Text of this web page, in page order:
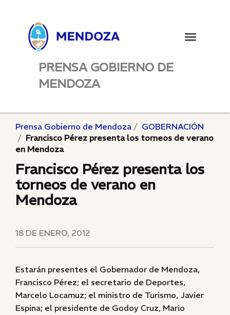
Toggle
PRENSA GOBIERNO DE
MENDOZA
Prensa Gobierno de Mendoza
GOBERNACIÓN
Francisco Pérez presenta los torneos de verano
en Mendoza
Francisco Pérez presenta los
torneos de verano en
Mendoza
18 DE ENERO, 2012
Estarán presentes el Gobernador de Mendoza,
Francisco Pérez; el secretario de Deportes,
Marcelo Locamuz; el ministro de Turismo, Javier
Espina; el presidente de Godoy Cruz, Mario